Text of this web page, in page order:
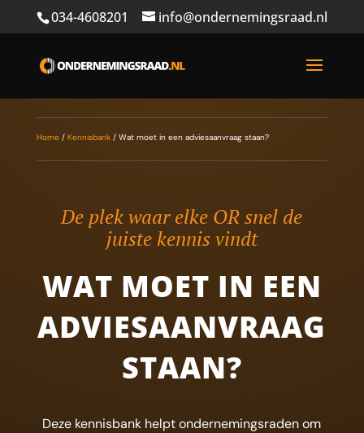
034-4608201 info@ondernemingsraad.nl
Home/ Kennisbank/ Wat moet in een adviesaanvraag staan?
De plek waar elke OR snel de
juiste kennis vindt
WAT MOET IN EEN
ADVIESAANVRAAG
STAAN?
Deze kennisbank helpt ondernemingsraden om